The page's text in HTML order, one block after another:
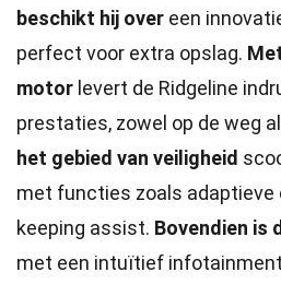
beschikt hij over een
perfect voor extra opslag.
motor levert de Ridgeline
prestaties, zowel op de weg
het gebied van veiligheid
met functies zoals adaptieve
keeping assist. Bovendien is
met een intuïtief